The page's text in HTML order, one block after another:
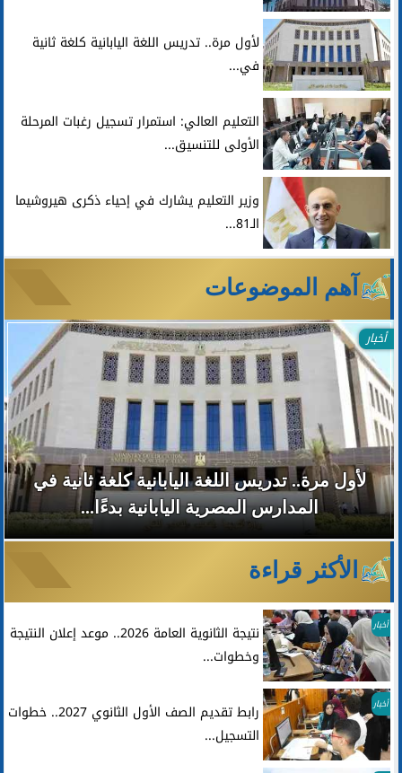
لأول مرة.. تدريس اللغة اليابانية كلغة ثانية
في...
التعليم العالي: استمرار تسجيل رغبات المرحلة
الأولى للتنسيق...
وزير التعليم يشارك في إحياء ذكرى هيروشيما
الـ81...
آهم الموضوعات
أخبار
لأول مرة.. تدريس اللغة اليابانية كلغة ثانية في
المدارس المصرية اليابانية بدءًا...
الأكثر قراءة
أخبار
نتيجة الثانوية العامة 2026.. موعد إعلان النتيجة
وخطوات...
أخبار
رابط تقديم الصف الأول الثانوي 2027.. خطوات
التسجيل...